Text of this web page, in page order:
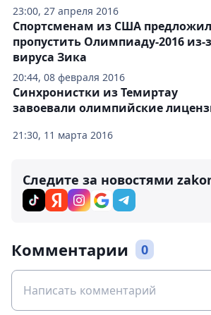
23:00, 27 апреля 2016
20:44, 08 февраля 2016
Спортсменам из США
пропустить Олимпиаду-2016 из-
вируса Зика
21:30, 11 марта 2016
Синхронистки из Темиртау
завоевали олимпийские
Следите за новостями
Комментарии 0